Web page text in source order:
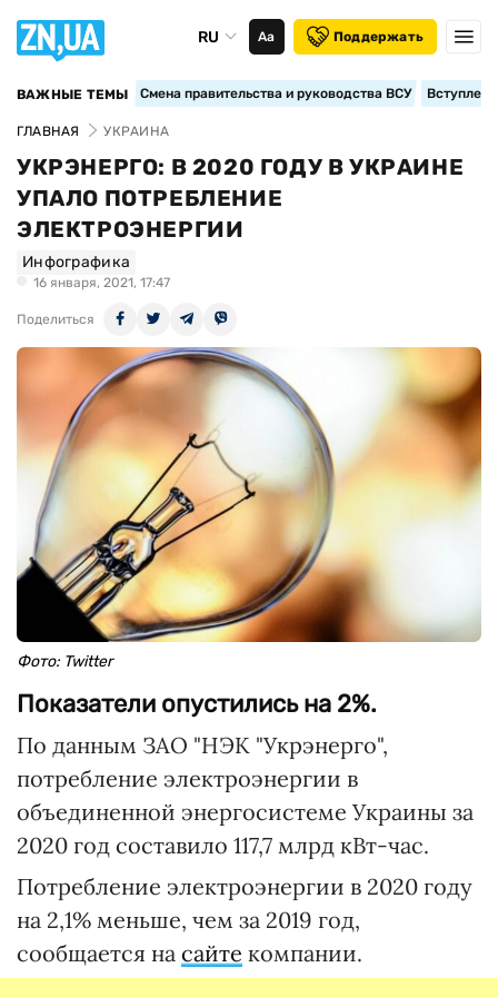
RU Аа Поддержать
ВАЖНЫЕ ТЕМЫ Смена правительства и руководства ВСУ
ГЛАВНАЯ УКРАИНА
УКРЭНЕРГО: В 2020 ГОДУ В УКРАИНЕ
УПАЛО ПОТРЕБЛЕНИЕ
ЭЛЕКТРОЭНЕРГИИ
Инфографика
16 января, 2021, 17:47
Поделиться
Фото: Twitter
Показатели опустились на 2%.
По данным ЗАО "НЭК "Укрэнерго",
потребление электроэнергии в
объединенной энергосистеме Украины за
2020 год составило 117,7 млрд кВт-час.
Потребление электроэнергии в 2020 году
на 2,1% меньше, чем за 2019 год,
сообщается на сайте компании.